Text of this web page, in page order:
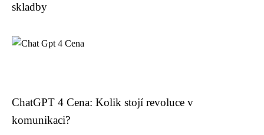
skladby
ChatGPT 4 Cena: Kolik stojí revoluce v
komunikaci?